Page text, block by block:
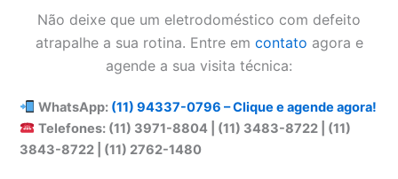
Não deixe que um eletrodoméstico com defeito
atrapalhe a sua rotina. Entre em contato agora e
agende a sua visita técnica:
WhatsApp: (11) 94337-0796 – Clique e agende agora!
Telefones: (11) 3971-8804 | (11) 3483-8722 | (11)
3843-8722 | (11) 2762-1480